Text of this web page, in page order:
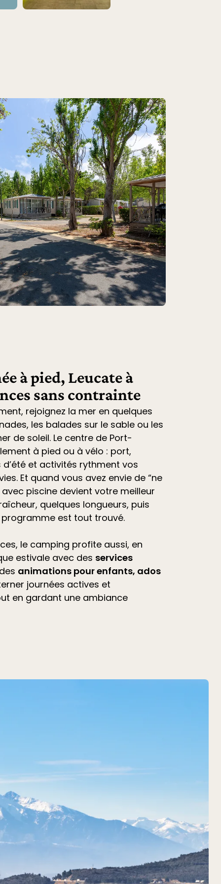
à pied, Leucate à
sans contrainte
rejoignez la mer en quelques
les balades sur le sable ou les
de soleil. Le centre de Port-
à pied ou à vélo : port,
et activités rythment vos
Et quand vous avez envie de “ne
piscine devient votre meilleur
quelques longueurs, puis
est tout trouvé.
le camping profite aussi, en
estivale avec des services
animations pour enfants, ados
journées actives et
en gardant une ambiance